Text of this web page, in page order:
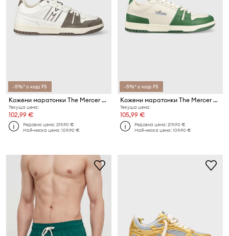
-5%* с код: FS
Кожени маратонки The Mercer Brand The Brooklyn M Vintage
Текуща цена:
102,99 €
Редовна цена:219,90 €
Най-ниска цена:109,90 €
-5%* с код: FS
Кожени маратонки The Mercer Brand The Brooklyn
Текуща цена:
105,99 €
Редовна цена:219,90 €
Най-ниска цена:109,90 €